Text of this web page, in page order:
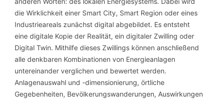
die Wirklichkeit einer Smart City, Smart Region oder eines
Industrieareals zunächst digital abgebildet. Es entsteht
eine digitale Kopie der Realität, ein digitaler Zwilling oder
Digital Twin. Mithilfe dieses Zwillings können anschließend
alle denkbaren Kombinationen von Energieanlagen
untereinander verglichen und bewertet werden.
Anlagenauswahl und -dimensionierung, örtliche
Gegebenheiten, Bevölkerungswanderungen, Auswirkungen